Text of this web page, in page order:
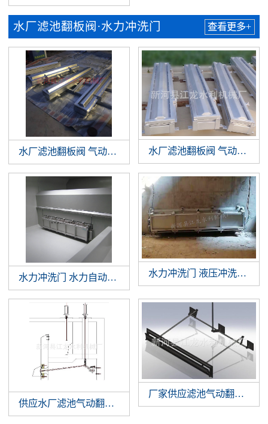
水厂滤池翻板阀·水力冲洗门 查看更多+
水厂滤池翻板阀 气动翻板阀
水力冲洗门 水力自动冲洗门 门式冲洗系统 调蓄池门式冲洗
水力冲洗门 液压冲洗拍门
供应水厂滤池气动翻板阀 滤池翻板阀 水厂气动翻板阀
厂家供应滤池气动翻板阀